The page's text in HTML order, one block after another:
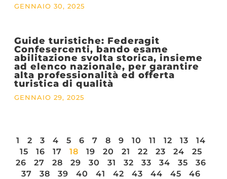
GENNAIO 30, 2025
Guide turistiche: Federagit
Confesercenti, bando esame
abilitazione svolta storica, insieme
ad elenco nazionale, per garantire
alta professionalità ed offerta
turistica di qualità
GENNAIO 29, 2025
1 2 3 4 5 6 7 8 9 10 11 12 13
14
15
16 17 18 19 20 21 22 23 24
25
26
27 28 29 30 31 32 33 34 35
36
37
38 39 40 41 42 43 44 45
46